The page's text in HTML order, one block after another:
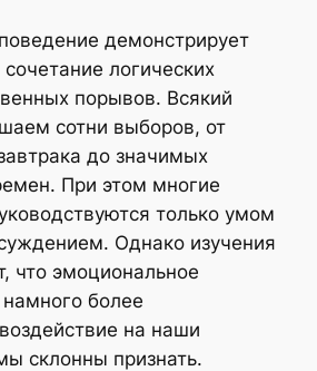
демонстрирует
логических
порывов. Всякий
сотни выборов, от
до значимых
При этом многие
только умом
Однако изучения
что эмоциональное
более
на наши
склонны признать.